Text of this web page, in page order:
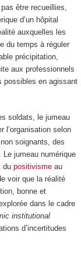
être recueillies,
d’un hôpital
auxquelles les
du temps à réguler
précipitation,
aux professionnels
possibles en agissant
soldats, le jumeau
l’organisation selon
soignants, des
jumeau numérique
du positivismeau
voir que la réalité
bonne et
dans le cadre
institutional
d’incertitudes